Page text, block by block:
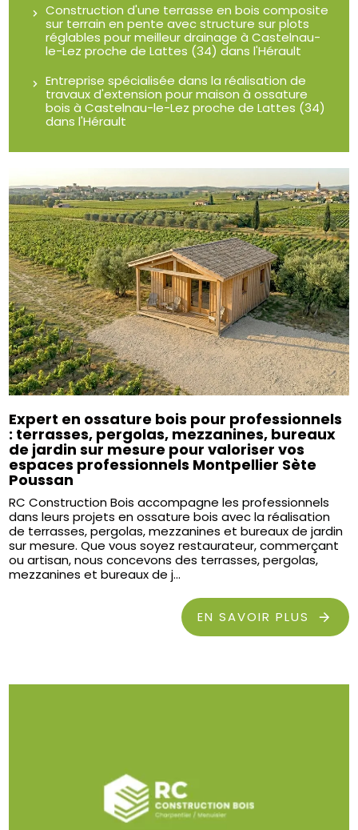
Construction d'une terrasse en bois composite
sur terrain en pente avec structure sur plots
réglables pour meilleur drainage à Castelnau-
le-Lez proche de Lattes (34) dans l'Hérault
Entreprise spécialisée dans la réalisation de
travaux d'extension pour maison à ossature
bois à Castelnau-le-Lez proche de Lattes (34)
dans l'Hérault
Expert en ossature bois pour professionnels
: terrasses, pergolas, mezzanines, bureaux
de jardin sur mesure pour valoriser vos
espaces professionnels Montpellier Sète
Poussan
RC Construction Bois accompagne les professionnels
dans leurs projets en ossature bois avec la réalisation
de terrasses, pergolas, mezzanines et bureaux de jardin
sur mesure. Que vous soyez restaurateur, commerçant
ou artisan, nous concevons des terrasses, pergolas,
mezzanines et bureaux de j...
EN SAVOIR PLUS